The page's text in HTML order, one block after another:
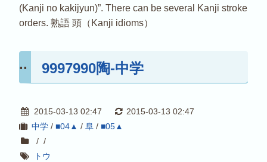
(Kanji no kakijyun)”. There can be several Kanji stroke
orders. 熟語 頭（Kanji idioms）
9997990陶-中学
2015-03-13 02:47
2015-03-13 02:47
中学/ ■04▲ / 阜/ ■05▲
/ /
トウ